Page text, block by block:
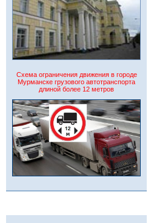
Схема ограничения движения в городе
Мурманске грузового автотранспорта
длиной более 12 метров